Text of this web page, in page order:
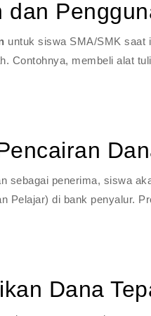
dan
untuk siswa SMA/SMK saat
Contohnya, membeli alat
sebagai penerima, siswa
Pelajar) di bank penyalur.
Dana